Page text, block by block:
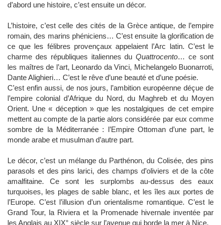
d’abord une histoire, c’est ensuite un décor.
L’histoire, c’est celle des cités de la Grèce antique, de l’empire
romain, des marins phéniciens… C’est ensuite la glorification de
ce que les félibres provençaux appelaient l’Arc latin. C’est le
charme des républiques italiennes duQuattrocento… ce sont
les maîtres de l’art, Leonardo da Vinci, Michelangelo Buonarroti,
Dante Alighieri… C’est le rêve d’une beauté et d’une poésie.
C’est enfin aussi, de nos jours, l’ambition européenne déçue de
l’empire colonial d’Afrique du Nord, du Maghreb et du Moyen
Orient. Une « déception » que les nostalgiques de cet empire
mettent au compte de la partie alors considérée par eux comme
sombre de la Méditerranée : l’Empire Ottoman d’une part, le
monde arabe et musulman d’autre part.
Le décor, c’est un mélange du Parthénon, du Colisée, des pins
parasols et des pins larici, des champs d’oliviers et de la côte
amalfitaine. Ce sont les surplombs au-dessus des eaux
turquoises, les plages de sable blanc, et les îles aux portes de
l’Europe. C’est l’illusion d’un orientalisme romantique. C’est le
Grand Tour, la Riviera et la Promenade hivernale inventée par
les Anglais au XIX° siècle sur l’avenue qui borde la mer à Nice.